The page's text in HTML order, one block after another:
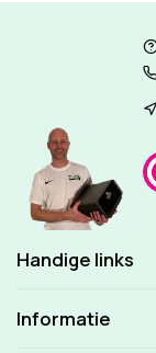
Handige links
Informatie